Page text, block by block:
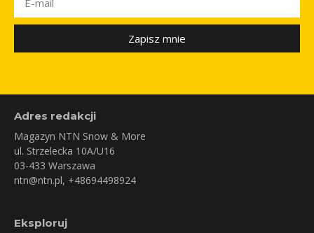
Zapisz mnie
Adres redakcji
Magazyn NTN Snow & More
ul. Strzelecka 10A/U16
03-433 Warszawa
ntn@ntn.pl, +48694498924
Eksploruj